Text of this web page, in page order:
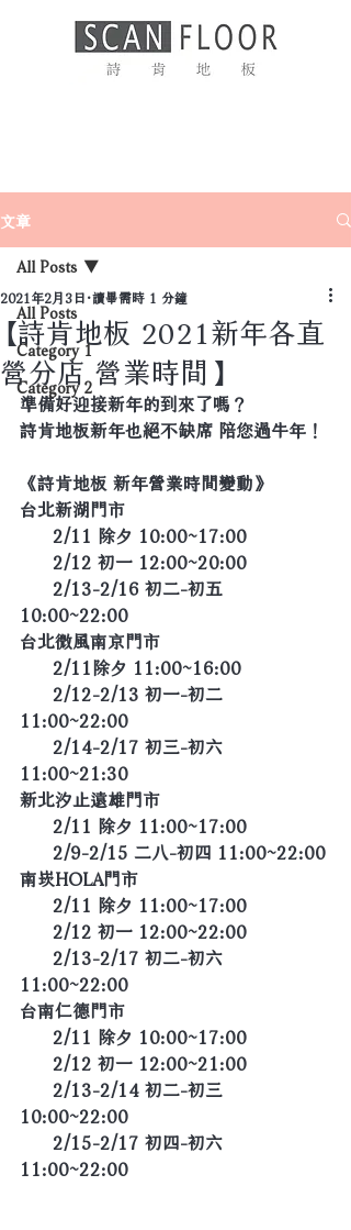
文章
All Posts
Category 1
Category 2
All Posts
【詩肯地板 2021新年各直
營分店 營業時間】
2021年2月3日 讀畢需時 1 分鐘
準備好迎接新年的到來了嗎？
詩肯地板新年也絕不缺席 陪您過牛年！
《詩肯地板 新年營業時間變動》
台北新湖門市
      2/11 除夕 10:00~17:00
      2/12 初一 12:00~20:00
10:00~22:00
台北微風南京門市
      2/11除夕 11:00~16:00
11:00~22:00
11:00~21:30
新北汐止遠雄門市
      2/11 除夕 11:00~17:00
      2/9-2/15 二八-初四 11:00~22:00
南崁HOLA門市
      2/11 除夕 11:00~17:00
      2/12 初一 12:00~22:00
11:00~22:00
台南仁德門市
      2/11 除夕 10:00~17:00
      2/12 初一 12:00~21:00
10:00~22:00
11:00~22:00